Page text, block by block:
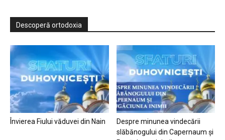
Descoperă ortodoxia
Învierea Fiului văduvei din Nain
Despre minunea vindecării
slăbănogului din Capernaum și